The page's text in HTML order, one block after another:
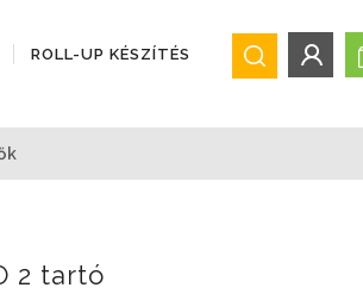
ROLL-UP KÉSZÍTÉS
Bejelentkezés
2 tartó